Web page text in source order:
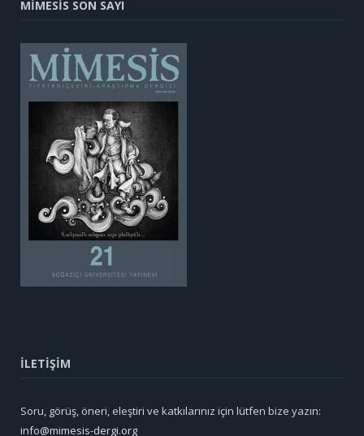
MİMESİS SON SAYI
İLETİŞİM
Soru, görüş, öneri, eleştiri ve katkılarınız için lütfen bize yazın:
info@mimesis-dergi.org